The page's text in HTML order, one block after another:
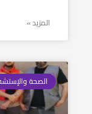
المزيد »
الصحة